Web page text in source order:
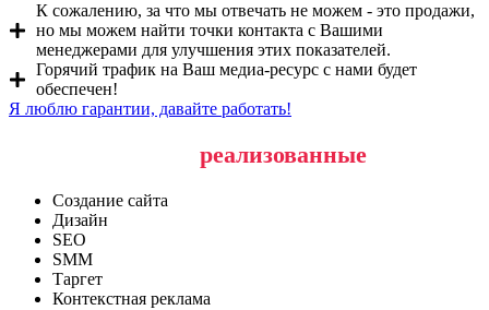
К сожалению, за что мы отвечать не можем - это продажи,
но мы можем найти точки контакта с Вашими
менеджерами для улучшения этих показателей.
Горячий трафик на Ваш медиа-ресурс с нами будет
обеспечен!
Я люблю гарантии, давайте работать!
реализованные
Создание сайта
Дизайн
SEO
SMM
Таргет
Контекстная реклама